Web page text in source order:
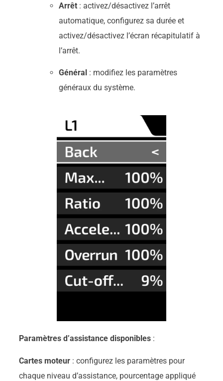
Arrêt: activez/désactivez l’arrêt
automatique, configurez sa durée et
activez/désactivez l’écran récapitulatif à
l’arrêt.
Général: modifiez les paramètres
généraux du système.
Paramètres d’assistance disponibles:
Cartes moteur: configurez les paramètres pour
chaque niveau d’assistance, pourcentage appliqué